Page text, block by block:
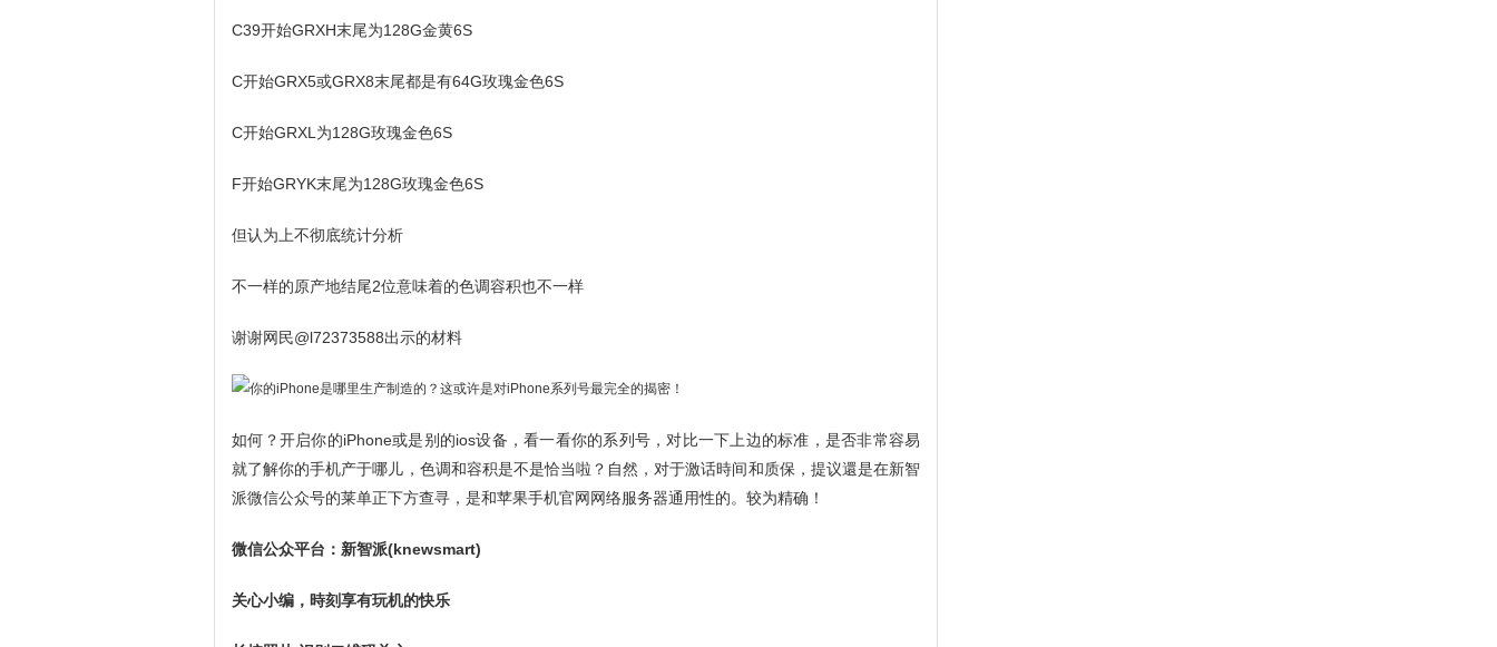
C39开始GRXH末尾为128G金黄6S
C开始GRX5或GRX8末尾都是有64G玫瑰金色6S
C开始GRXL为128G玫瑰金色6S
F开始GRYK末尾为128G玫瑰金色6S
但认为上不彻底统计分析
不一样的原产地结尾2位意味着的色调容积也不一样
谢谢网民@l72373588出示的材料
如何？开启你的iPhone或是别的ios设备，看一看你的系列号，对比一下上边的标准，是否非常容易
就了解你的手机产于哪儿，色调和容积是不是恰当啦？自然，对于激话時间和质保，提议還是在新智
派微信公众号的莱单正下方查寻，是和苹果手机官网网络服务器通用性的。较为精确！
微信公众平台：新智派(knewsmart)
关心小编，時刻享有玩机的快乐